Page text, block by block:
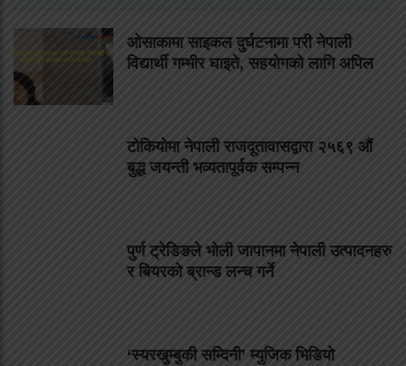
ओसाकामा साइकल दुर्घटनामा परी नेपाली
विद्यार्थी गम्भीर घाइते, सहयोगको लागि अपिल
टोकियोमा नेपाली राजदूतावासद्वारा २५६९ औं
बुद्ध जयन्ती भव्यतापूर्वक सम्पन्न
पुर्ण ट्रेडिङले भोली जापानमा नेपाली उत्पादनहरु
र बियरको ब्रान्ड लन्च गर्ने
‘स्यरखुम्बुकी सम्दिनी’ म्युजिक भिडियो